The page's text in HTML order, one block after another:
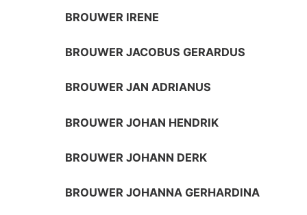
BROUWER IRENE
BROUWER JACOBUS GERARDUS
BROUWER JAN ADRIANUS
BROUWER JOHAN HENDRIK
BROUWER JOHANN DERK
BROUWER JOHANNA GERHARDINA